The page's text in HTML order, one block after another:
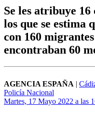
Se les atribuye
los que se estima
con 160
encontraban 60
AGENCIA ESPAÑA |
Policía Nacional
Martes, 17 Mayo 2022 a las